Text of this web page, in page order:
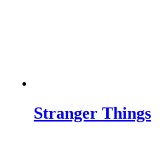
Stranger Things